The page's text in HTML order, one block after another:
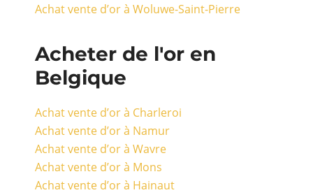
Achat vente d’or à Woluwe-Saint-Pierre
Acheter de l'or en
Belgique
Achat vente d’or à Charleroi
Achat vente d’or à Namur
Achat vente d’or à Wavre
Achat vente d’or à Mons
Achat vente d’or à Hainaut